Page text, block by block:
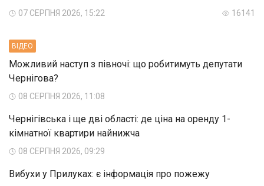
07 СЕРПНЯ 2026, 15:22 16141
ВIДЕО
Можливий наступ з півночі: що робитимуть депутати
Чернігова?
08 СЕРПНЯ 2026, 11:08
Чернігівська і ще дві області: де ціна на оренду 1-
кімнатної квартири найнижча
08 СЕРПНЯ 2026, 09:29
Вибухи у Прилуках: є інформація про пожежу